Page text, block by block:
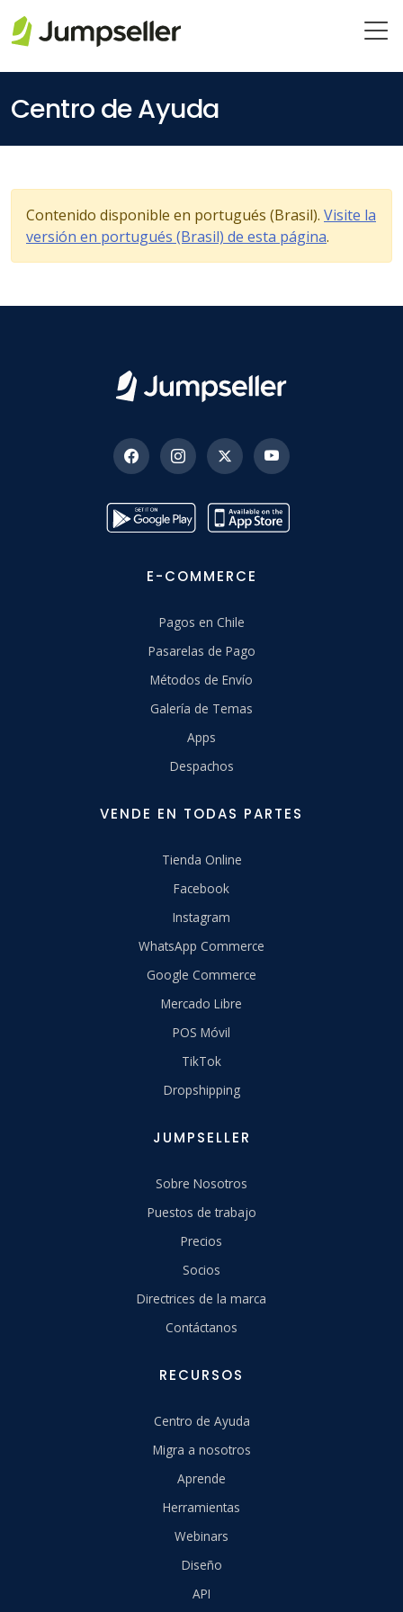
Centro de Ayuda
Contenido disponible en portugués (Brasil). Visite la
versión en portugués (Brasil) de esta página.
E-COMMERCE
Pagos en Chile
Pasarelas de Pago
Métodos de Envío
Galería de Temas
Apps
Despachos
VENDE EN TODAS PARTES
Tienda Online
Facebook
Instagram
WhatsApp Commerce
Google Commerce
Mercado Libre
POS Móvil
TikTok
Dropshipping
JUMPSELLER
Sobre Nosotros
Puestos de trabajo
Precios
Socios
Directrices de la marca
Contáctanos
RECURSOS
Centro de Ayuda
Migra a nosotros
Aprende
Herramientas
Webinars
Diseño
API